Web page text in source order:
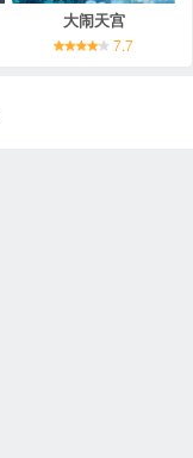
大闹天宫
7.7